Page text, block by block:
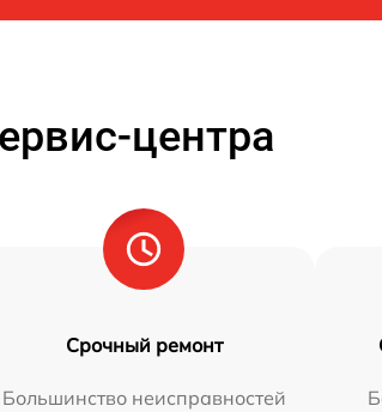
центра
Срочный ремонт
Большинство неисправностей